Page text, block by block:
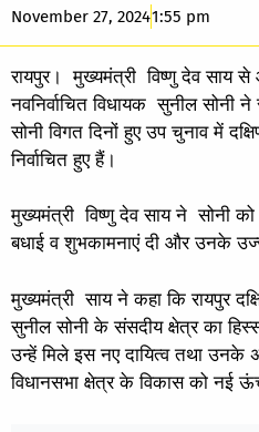
November 27, 20241:55 pm
रायपुर। मुख्यमंत्री विष्णु देव साय
नवनिर्वाचित विधायक सुनील सोनी
सोनी विगत दिनों हुए उप चुनाव में
निर्वाचित हुए हैं।
मुख्यमंत्री विष्णु देव साय ने सोनी
बधाई व शुभकामनाएं दी और उनके
मुख्यमंत्री साय ने कहा कि रायपुर
सुनील सोनी के संसदीय क्षेत्र का
उन्हें मिले इस नए दायित्व तथा उनके
विधानसभा क्षेत्र के विकास को नई